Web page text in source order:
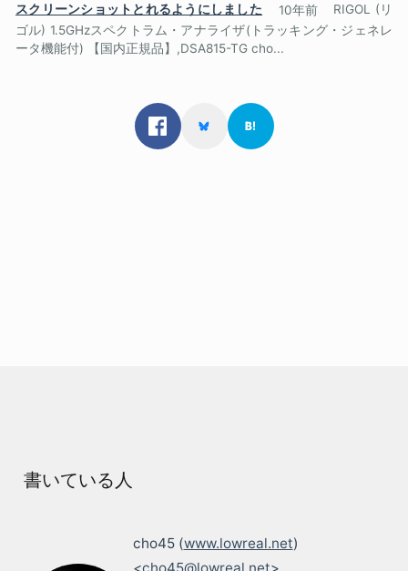
スクリーンショットとれるようにしました
10年前
RIGOL (リ
ゴル) 1.5GHzスペクトラム・アナライザ(トラッキング・ジェネレ
ータ機能付) 【国内正規品】,DSA815-TG cho...
書いている人
cho45 (www.lowreal.net)